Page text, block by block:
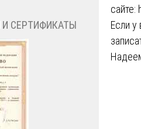
Если у
СЕРТИФИКАТЫ